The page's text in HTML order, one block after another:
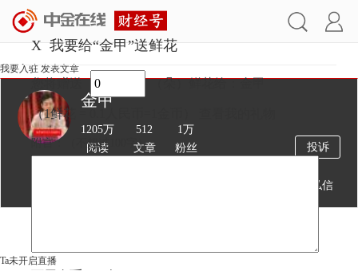
我要入驻 发表文章
金甲
投诉
1205万
阅读
512
文章
发私信
1万
粉丝
Ta未开启直播
X 我要给“金甲”送鲜花
您将赠送 （朵）鲜花给：金甲
（1鲜花 = 0.1人民币=1金币）
附言： （不超过 字）